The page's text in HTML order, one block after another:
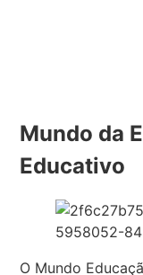
Mundo da
Educativo
O Mundo